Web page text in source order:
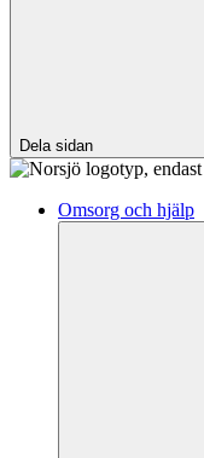
Dela sidan
Omsorg och hjälp